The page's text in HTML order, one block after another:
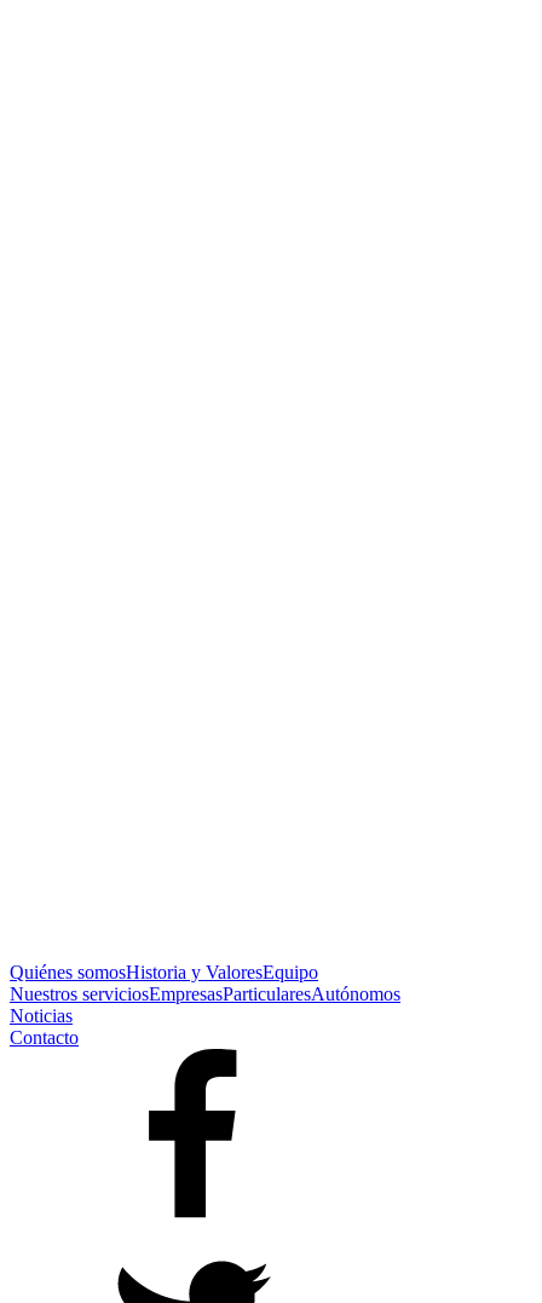
Quiénes somosHistoria y ValoresEquipo
Nuestros serviciosEmpresasParticularesAutónomos
Noticias
Contacto